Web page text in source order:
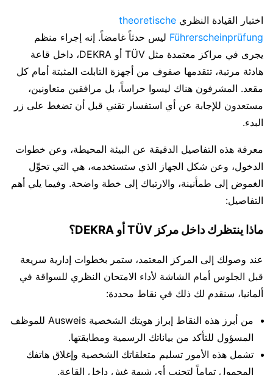
اختبار القيادة النظري theoretische
Führerscheinprüfung ليس حدثاً غامضاً. إنه إجراء منظم
يجرى في مراكز معتمدة مثل TÜV أو DEKRA، داخل قاعة
هادئة مرتبة، تتقدمها صفوف من أجهزة التابلت المثبتة أمام كل
مقعد. المشرفون هناك ليسوا حراساً، بل مرافقين متعاونين،
مستعدون للإجابة عن أي استفسار تقني قبل أن تضغط على زر
البدء.
معرفة هذه التفاصيل الدقيقة عن البيئة المحيطة، وعن خطوات
الدخول، وعن شكل الجهاز الذي ستستخدمه، هي التي تحوِّل
الغموض إلى طمأنينة، والارتباك إلى خطة واضحة. وفيما يلي أهم
التفاصيل:
ماذا ينتظرك داخل مركز TÜV أو DEKRA؟
عند وصولك إلى المركز المعتمد، ستمر بخطوات إدارية سريعة
قبل الجلوس أمام الشاشة لأداء الامتحان النظري للسواقة في
ألمانيا، سنقدم لك ذلك في نقاط محددة:
من أبرز هذه النقاط إبراز هويتك الشخصية Ausweis للموظف
المسؤول للتأكد من بياناتك الرسمية ومطابقتها.
تشمل هذه الأمور تسليم متعلقاتك الشخصية وإغلاق هاتفك
المحمول تماماً لتجنب أي شبهة غش داخل القاعة.